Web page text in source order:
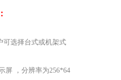
选择台式或机架式
屏 ，分辨率为256*64